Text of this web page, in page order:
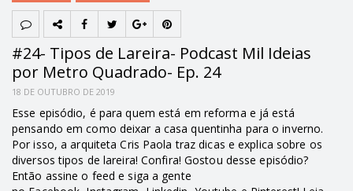
#24- Tipos de Lareira- Podcast Mil Ideias
por Metro Quadrado- Ep. 24
18 DE OUTUBRO DE 2019
Esse episódio, é para quem está em reforma e já está
pensando em como deixar a casa quentinha para o inverno.
Por isso, a arquiteta Cris Paola traz dicas e explica sobre os
diversos tipos de lareira! Confira! Gostou desse episódio?
Então assine o feed e siga a gente